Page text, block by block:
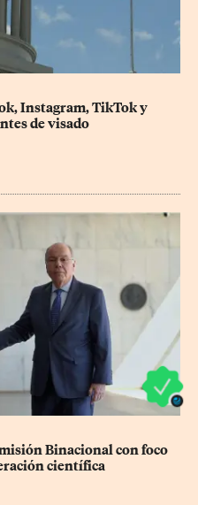
Instagram, TikTok y
de visado
Binacional con foco
científica